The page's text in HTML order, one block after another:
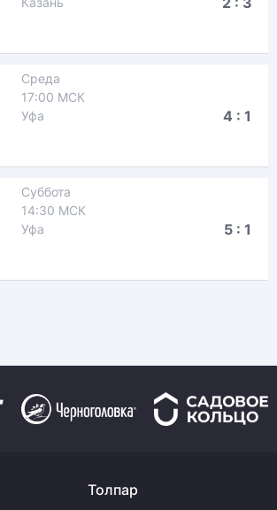
Среда
17:00 МСК
Уфа
4 : 1
Суббота
14:30 МСК
Уфа
5 : 1
Толпар